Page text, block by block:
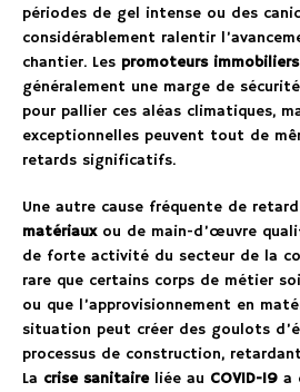
périodes de gel intense ou des
considérablement ralentir
chantier. Les promoteurs immobiliers
généralement une marge de
pour pallier ces aléas climatiques,
exceptionnelles peuvent tout de
retards significatifs.
Une autre cause fréquente de
matériauxou de main-d’œuvre
de forte activité du secteur de la
rare que certains corps de métier
ou que l’approvisionnement en
situation peut créer des goulots
processus de construction,
La crise sanitaireliée au COVID-19 a